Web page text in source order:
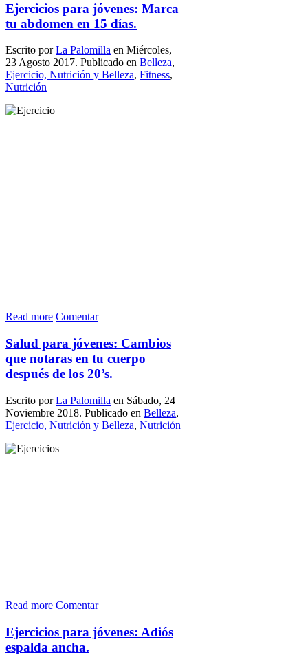
Ejercicios para jóvenes: Marca
tu abdomen en 15 días.
Escrito porLa Palomilla en Miércoles,
23 Agosto 2017. Publicado en Belleza,
Ejercicio, Nutrición y Belleza, Fitness,
Nutrición
Read more Comentar
Salud para jóvenes: Cambios
que notaras en tu cuerpo
después de los 20’s.
Escrito porLa Palomilla en Sábado, 24
Noviembre 2018. Publicado en Belleza,
Ejercicio, Nutrición y Belleza, Nutrición
Read more Comentar
Ejercicios para jóvenes: Adiós
espalda ancha.